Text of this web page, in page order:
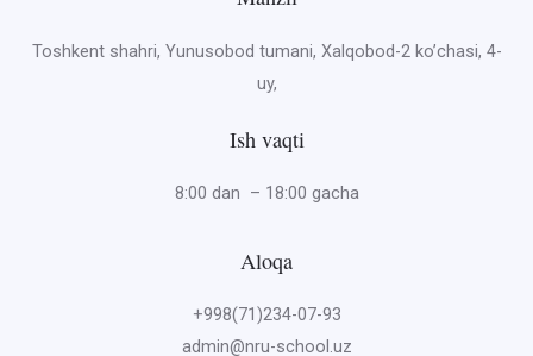
Toshkent shahri, Yunusobod tumani, Xalqobod-2 ko’chasi, 4-
uy,
Ish vaqti
8:00 dan – 18:00 gacha
Aloqa
+998(71)234-07-93
admin@nru-school.uz